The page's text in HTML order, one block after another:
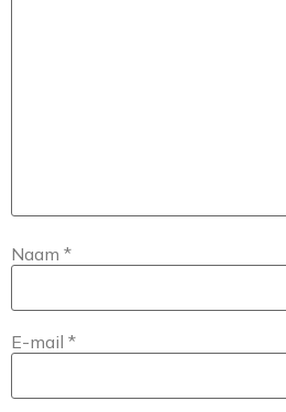
Naam *
E-mail *